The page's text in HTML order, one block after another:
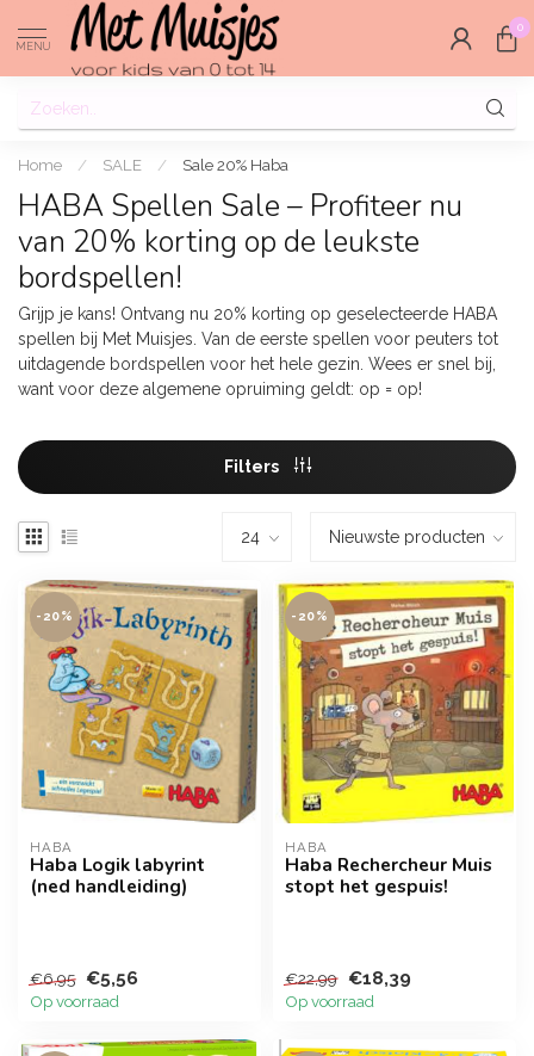
MENU
0
Home / SALE / Sale 20% Haba
HABA Spellen Sale – Profiteer nu
van 20% korting op de leukste
bordspellen!
Grijp je kans! Ontvang nu 20% korting op geselecteerde HABA
spellen bij Met Muisjes. Van de eerste spellen voor peuters tot
uitdagende bordspellen voor het hele gezin. Wees er snel bij,
want voor deze algemene opruiming geldt: op = op!
Filters
-20%
HABA
Haba Logik labyrint
(ned handleiding)
€6,95 €5,56
Op voorraad
-20%
HABA
Haba Rechercheur Muis
stopt het gespuis!
€22,99 €18,39
Op voorraad